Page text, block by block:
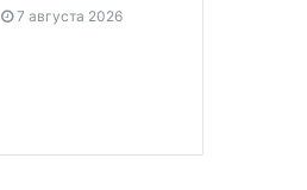
7 августа 2026